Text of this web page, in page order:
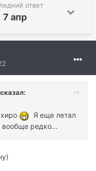
ответ
7 апр
Я еще летал
вообще редко...